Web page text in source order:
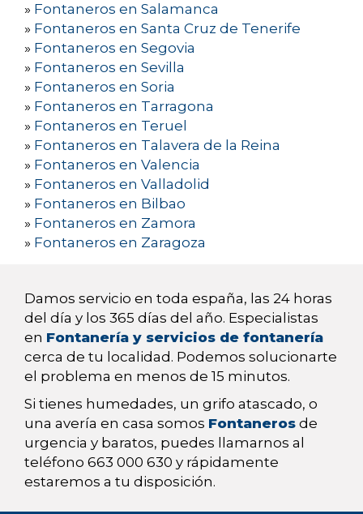
» Fontaneros en Salamanca
» Fontaneros en Santa Cruz de Tenerife
» Fontaneros en Segovia
» Fontaneros en Sevilla
» Fontaneros en Soria
» Fontaneros en Tarragona
» Fontaneros en Teruel
» Fontaneros en Talavera de la Reina
» Fontaneros en Valencia
» Fontaneros en Valladolid
» Fontaneros en Bilbao
» Fontaneros en Zamora
» Fontaneros en Zaragoza
Damos servicio en toda españa, las 24 horas
del día y los 365 días del año. Especialistas
en Fontanería y servicios de fontanería
cerca de tu localidad. Podemos solucionarte
el problema en menos de 15 minutos.
Si tienes humedades, un grifo atascado, o
una avería en casa somos Fontaneros de
urgencia y baratos, puedes llamarnos al
teléfono 663 000 630 y rápidamente
estaremos a tu disposición.